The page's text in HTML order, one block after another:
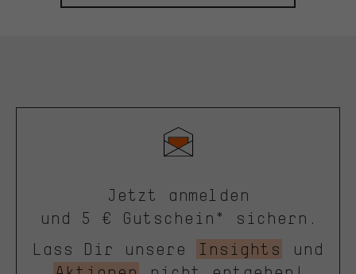
Jetzt anmelden
und 5 € Gutschein* sichern.
Lass Dir unsere
Insights
und